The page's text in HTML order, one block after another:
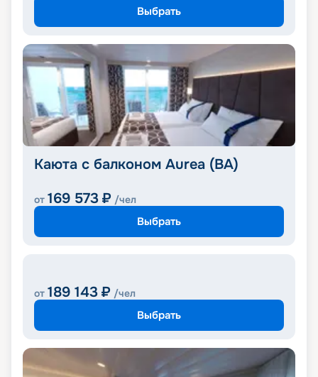
Выбрать
Каюта с балконом Aurea (BA)
от 169 573 ₽ /чел
Выбрать
от 189 143 ₽ /чел
Выбрать